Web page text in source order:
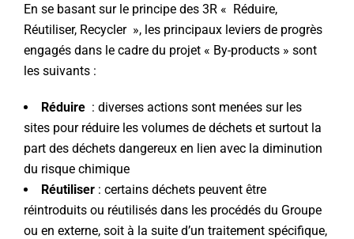
En se basant sur le principe des 3R « Réduire,
Réutiliser, Recycler », les principaux leviers de progrès
engagés dans le cadre du projet « By-products » sont
les suivants :
Réduire : diverses actions sont menées sur les
sites pour réduire les volumes de déchets et surtout la
part des déchets dangereux en lien avec la diminution
du risque chimique
Réutiliser : certains déchets peuvent être
réintroduits ou réutilisés dans les procédés du Groupe
ou en externe, soit à la suite d’un traitement spécifique,